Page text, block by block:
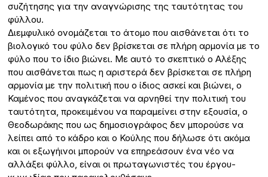
συζήτησης για την αναγνώρισης της ταυτότητας του
φύλλου.
Διεμφυλικό ονομάζεται το άτομο που αισθάνεται ότι το
βιολογικό του φύλο δεν βρίσκεται σε πλήρη αρμονία με το
φύλο που το ίδιο βιώνει. Με αυτό το σκεπτικό ο Αλέξης
που αισθάνεται πως η αριστερά δεν βρίσκεται σε πλήρη
αρμονία με την πολιτική που ο ίδιος ασκεί και βιώνει, ο
Καμένος που αναγκάζεται να αρνηθεί την πολιτική του
ταυτότητα, προκειμένου να παραμείνει στην εξουσία, ο
Θεοδωράκης που ως δημοσιογράφος δεν μπορούσε να
λείπει από το κάδρο και ο Κούλης που δήλωσε ότι ακόμα
και οι εξωγήινοι μπορούν να επηρεάσουν ένα νέο να
αλλάξει φύλλο, είναι οι πρωταγωνιστές του έργου-